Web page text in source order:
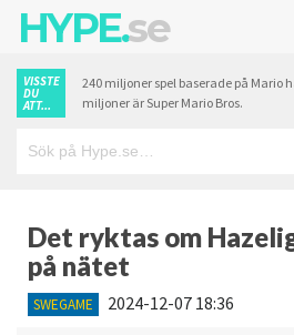
HYPE.se
VISSTE
DU
ATT...
240 miljoner spel baserade på Mario
miljoner är Super Mario Bros.
Det ryktas om
på nätet
SWEGAME 2024-12-07 18:36